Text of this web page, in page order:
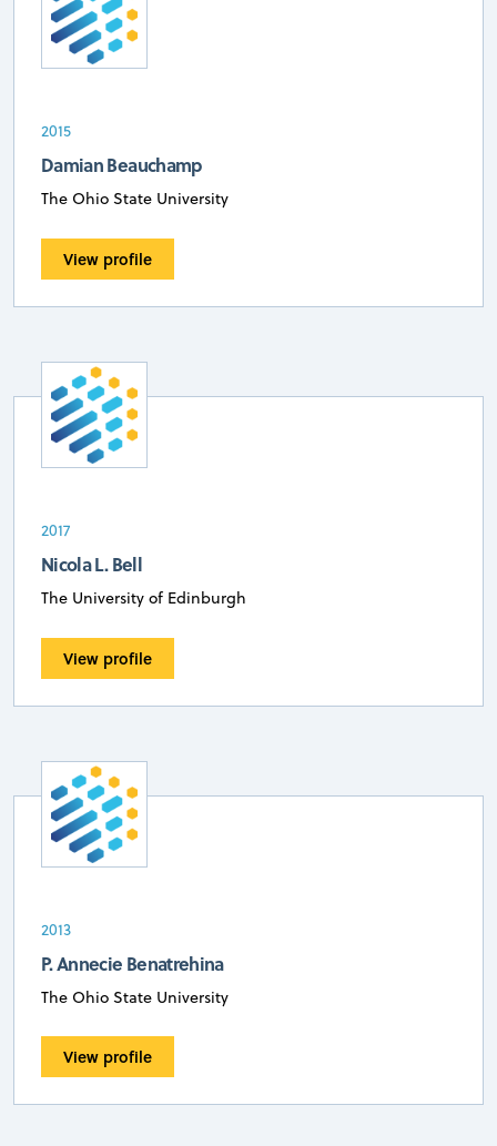
2015
Damian Beauchamp
The Ohio State University
View profile
2017
Nicola L. Bell
The University of Edinburgh
View profile
2013
P. Annecie Benatrehina
The Ohio State University
View profile